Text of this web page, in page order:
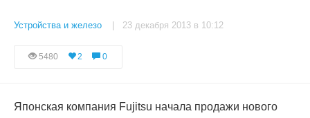
Устройства и железо | 23 декабря 2013 в 10:12
5480 2 0
Японская компания Fujitsu начала продажи нового